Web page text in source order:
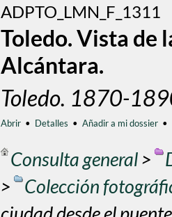
ADPTO_LMN_F_1311
Toledo. Vista de
Alcántara.
Toledo. 1870-
Abrir • Detalles • Añadir a mi dossier •
Consulta general>
>
Colección